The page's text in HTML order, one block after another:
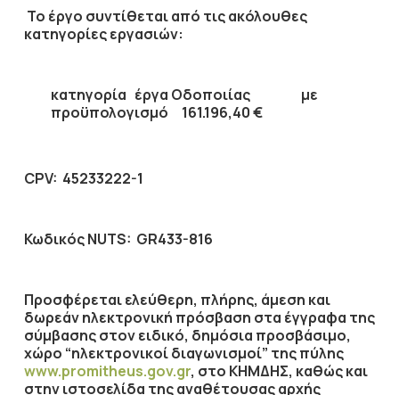
Το έργο συντίθεται από τις ακόλουθες
κατηγορίες εργασιών:
κατηγορία έργα Οδοποιίας
με
προϋπολογισμό
161.196,40€
CPV: 45233222-1
ΚωδικόςNUTS: GR433-816
Προσφέρεται ελεύθερη, πλήρης, άμεση και
δωρεάν ηλεκτρονική πρόσβαση στα έγγραφα της
σύμβασης στον ειδικό, δημόσια προσβάσιμο,
χώρο “ηλεκτρονικοί διαγωνισμοί” της πύλης
www.promitheus.gov.gr, στο ΚΗΜΔΗΣ, καθώς και
στην ιστοσελίδα της αναθέτουσας αρχής